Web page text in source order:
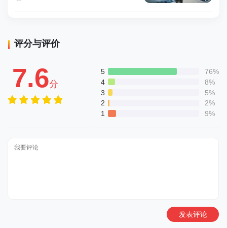
评分与评价
7.6分
5
76%
4
8%
3
5%
2
2%
1
9%
发表评论